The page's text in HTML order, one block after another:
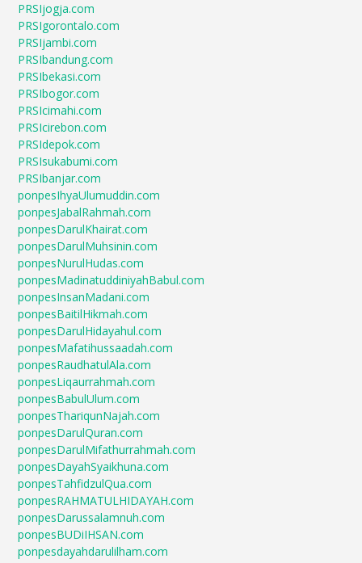
PRSIjogja.com
PRSIgorontalo.com
PRSIjambi.com
PRSIbandung.com
PRSIbekasi.com
PRSIbogor.com
PRSIcimahi.com
PRSIcirebon.com
PRSIdepok.com
PRSIsukabumi.com
PRSIbanjar.com
ponpesIhyaUlumuddin.com
ponpesJabalRahmah.com
ponpesDarulKhairat.com
ponpesDarulMuhsinin.com
ponpesNurulHudas.com
ponpesMadinatuddiniyahBabul.com
ponpesInsanMadani.com
ponpesBaitilHikmah.com
ponpesDarulHidayahul.com
ponpesMafatihussaadah.com
ponpesRaudhatulAla.com
ponpesLiqaurrahmah.com
ponpesBabulUlum.com
ponpesThariqunNajah.com
ponpesDarulQuran.com
ponpesDarulMifathurrahmah.com
ponpesDayahSyaikhuna.com
ponpesTahfidzulQua.com
ponpesRAHMATULHIDAYAH.com
ponpesDarussalamnuh.com
ponpesBUDiIHSAN.com
ponpesdayahdarulilham.com